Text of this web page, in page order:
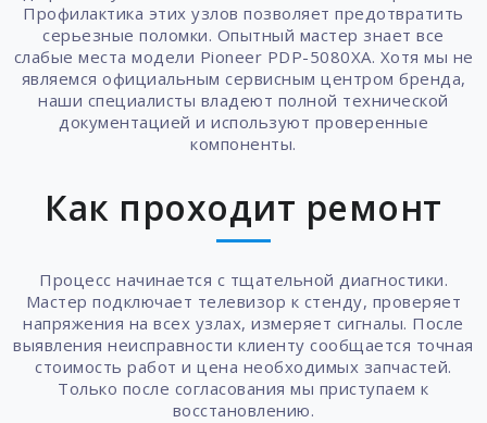
Профилактика этих узлов позволяет предотвратить
серьезные поломки. Опытный мастер знает все
слабые места модели Pioneer PDP-5080XA. Хотя мы не
являемся официальным сервисным центром бренда,
наши специалисты владеют полной технической
документацией и используют проверенные
компоненты.
Как проходит ремонт
Процесс начинается с тщательной диагностики.
Мастер подключает телевизор к стенду, проверяет
напряжения на всех узлах, измеряет сигналы. После
выявления неисправности клиенту сообщается точная
стоимость работ и цена необходимых запчастей.
Только после согласования мы приступаем к
восстановлению.